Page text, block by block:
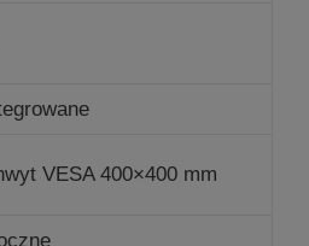
VESA 400×400 mm